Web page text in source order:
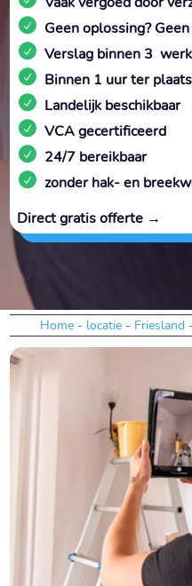
Geen oplossing?
Verslag binnen 3
Binnen 1 uur ter
Landelijk beschikbaar
VCA gecertificeerd
24/7 bereikbaar
zonder hak- en
Direct gratis offerte →
Home - locatie - Friesland -